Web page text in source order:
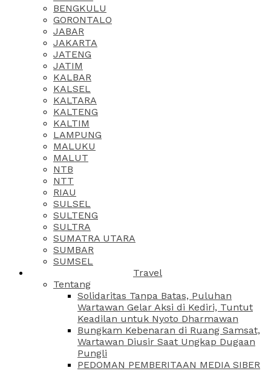
BENGKULU
GORONTALO
JABAR
JAKARTA
JATENG
JATIM
KALBAR
KALSEL
KALTARA
KALTENG
KALTIM
LAMPUNG
MALUKU
MALUT
NTB
NTT
RIAU
SULSEL
SULTENG
SULTRA
SUMATRA UTARA
SUMBAR
SUMSEL
Travel
Tentang
Solidaritas Tanpa Batas, Puluhan
Wartawan Gelar Aksi di Kediri, Tuntut
Keadilan untuk Nyoto Dharmawan
Bungkam Kebenaran di Ruang Samsat,
Wartawan Diusir Saat Ungkap Dugaan
Pungli
PEDOMAN PEMBERITAAN MEDIA SIBER